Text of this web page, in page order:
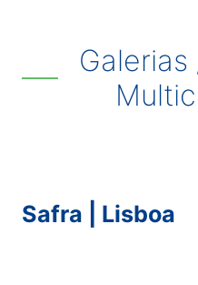
Safra | Lisboa